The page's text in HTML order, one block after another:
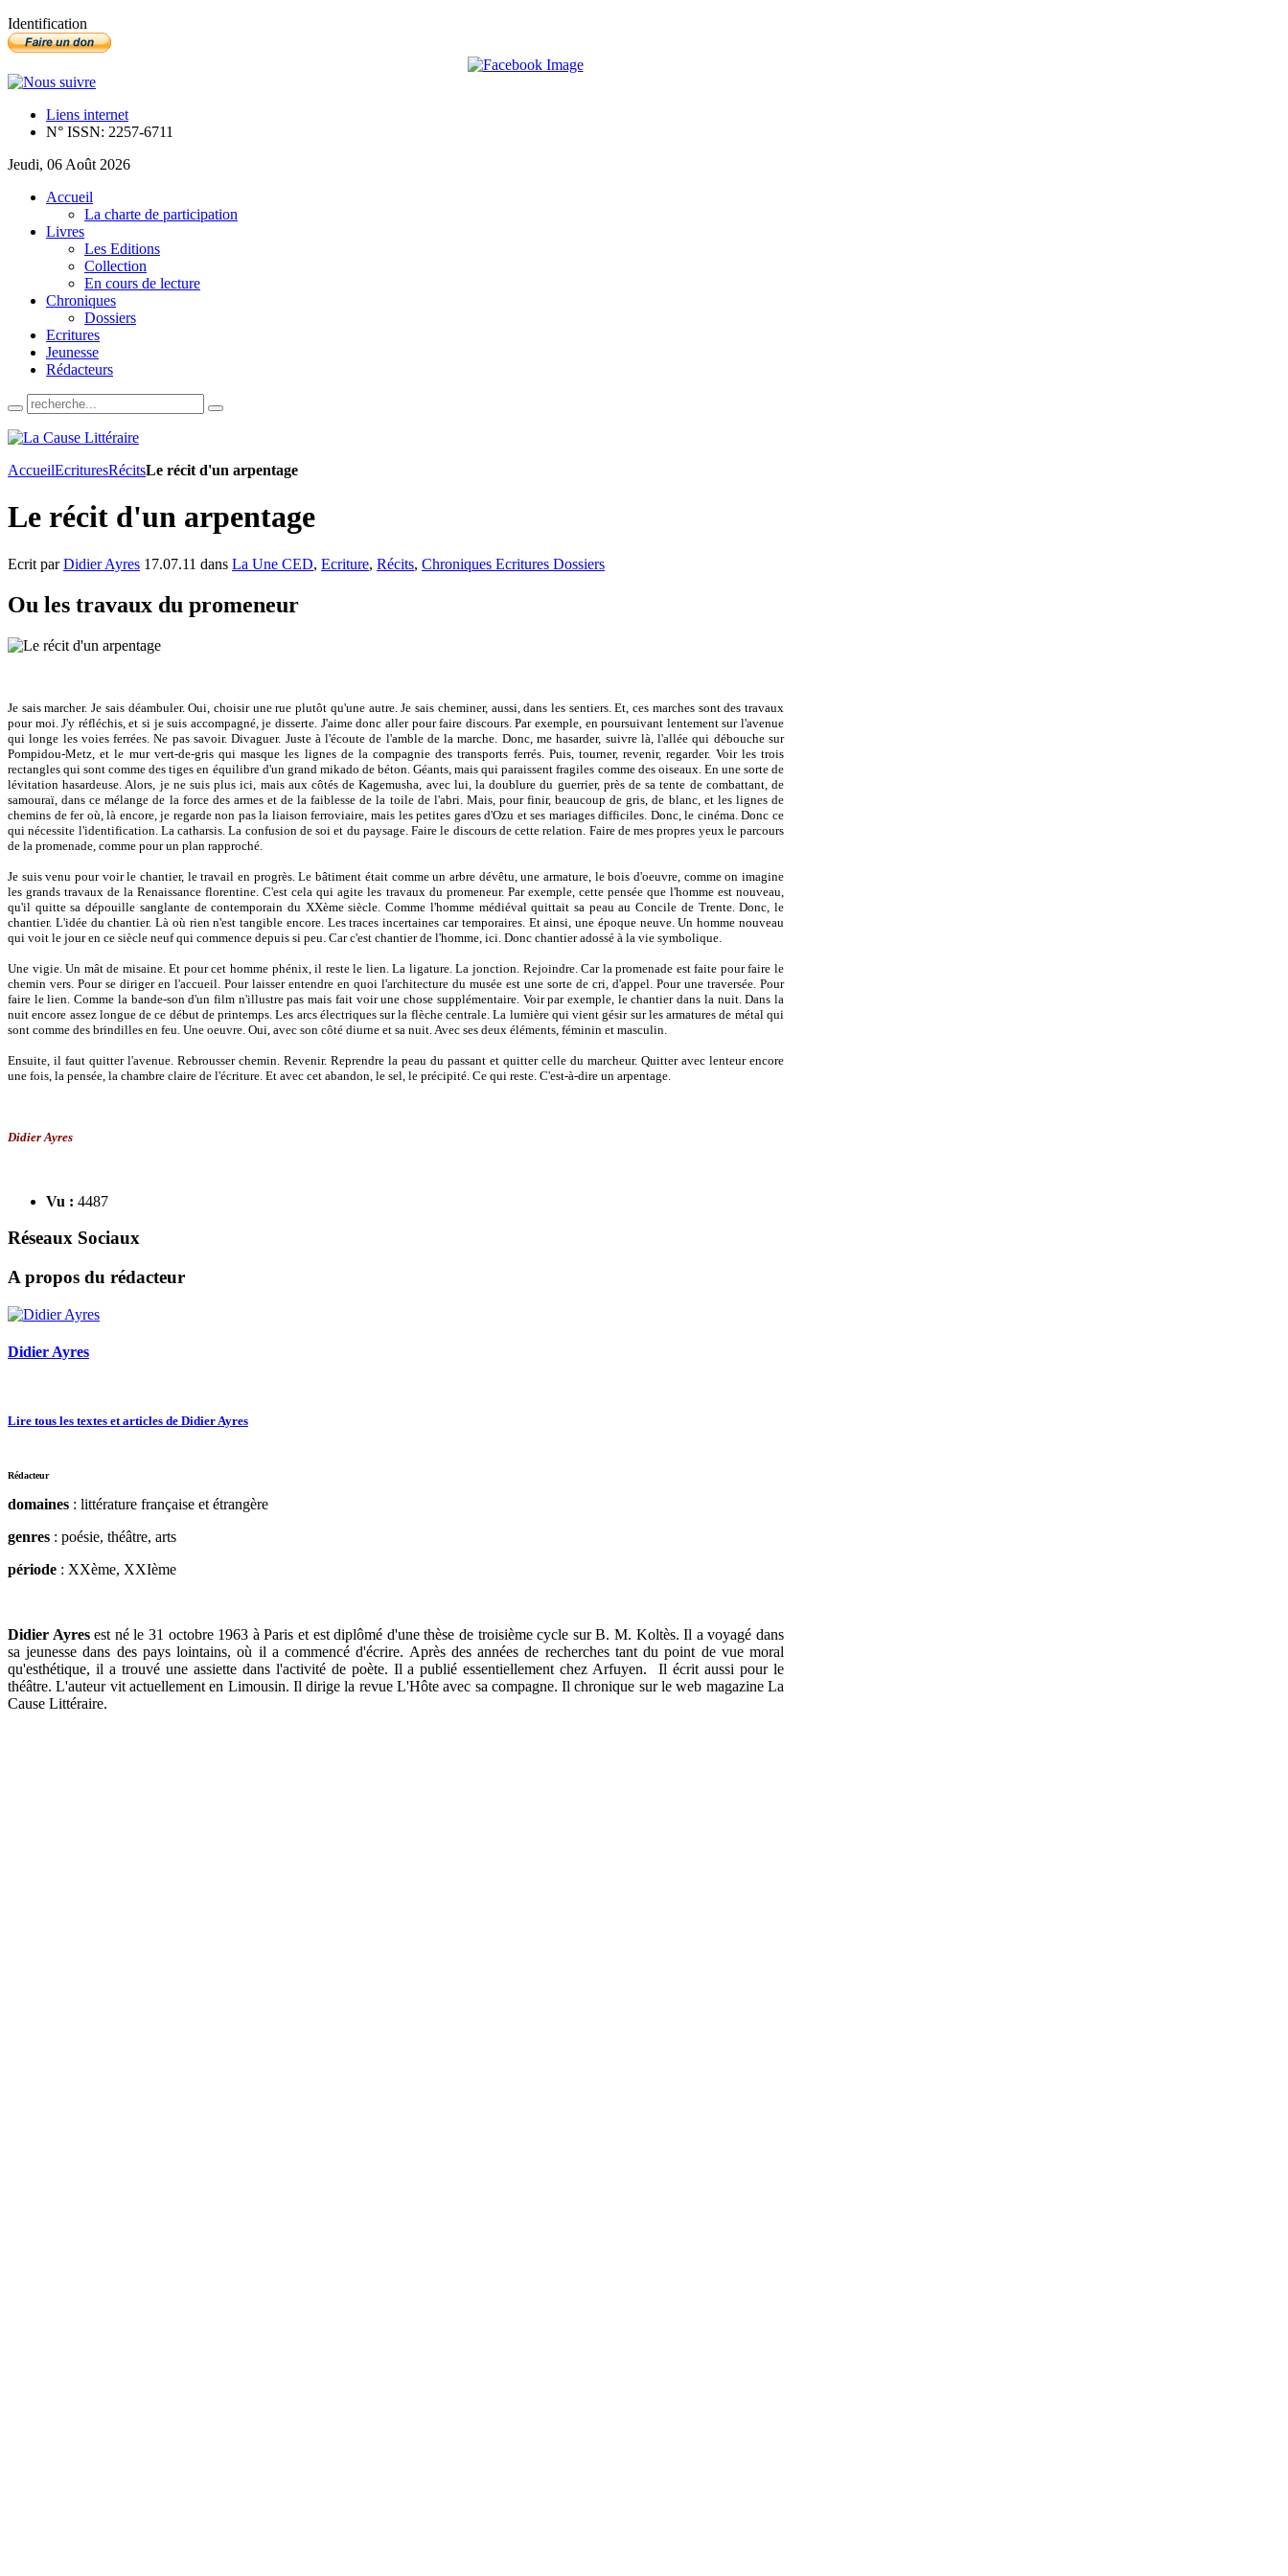
Identification
Liens internet
N° ISSN: 2257-6711
Jeudi, 06 Août 2026
Accueil
La charte de participation
Livres
Les Editions
Collection
En cours de lecture
Chroniques
Dossiers
Ecritures
Jeunesse
Rédacteurs
AccueilEcrituresRécitsLe récit d'un arpentage
Le récit d'un arpentage
Ecrit parDidier Ayres 17.07.11 dans La Une CED, Ecriture, Récits, Chroniques Ecritures Dossiers
Ou les travaux du promeneur
Je sais marcher. Je sais déambuler. Oui, choisir une rue plutôt qu'une autre. Je sais cheminer, aussi, dans les sentiers. Et, ces marches sont des travaux
pour moi. J'y réfléchis, et si je suis accompagné, je disserte. J'aime donc aller pour faire discours. Par exemple, en poursuivant lentement sur l'avenue
qui longe les voies ferrées. Ne pas savoir. Divaguer. Juste à l'écoute de l'amble de la marche. Donc, me hasarder, suivre là, l'allée qui débouche sur
Pompidou-Metz, et le mur vert-de-gris qui masque les lignes de la compagnie des transports ferrés. Puis, tourner, revenir, regarder. Voir les trois
rectangles qui sont comme des tiges en équilibre d'un grand mikado de béton. Géants, mais qui paraissent fragiles comme des oiseaux. En une sorte de
lévitation hasardeuse. Alors, je ne suis plus ici, mais aux côtés de Kagemusha, avec lui, la doublure du guerrier, près de sa tente de combattant, de
samouraï, dans ce mélange de la force des armes et de la faiblesse de la toile de l'abri. Mais, pour finir, beaucoup de gris, de blanc, et les lignes de
chemins de fer où, là encore, je regarde non pas la liaison ferroviaire, mais les petites gares d'Ozu et ses mariages difficiles. Donc, le cinéma. Donc ce
qui nécessite l'identification. La catharsis. La confusion de soi et du paysage. Faire le discours de cette relation. Faire de mes propres yeux le parcours
de la promenade, comme pour un plan rapproché.
Je suis venu pour voir le chantier, le travail en progrès. Le bâtiment était comme un arbre dévêtu, une armature, le bois d'oeuvre, comme on imagine
les grands travaux de la Renaissance florentine. C'est cela qui agite les travaux du promeneur. Par exemple, cette pensée que l'homme est nouveau,
qu'il quitte sa dépouille sanglante de contemporain du XXème siècle. Comme l'homme médiéval quittait sa peau au Concile de Trente. Donc, le
chantier. L'idée du chantier. Là où rien n'est tangible encore. Les traces incertaines car temporaires. Et ainsi, une époque neuve. Un homme nouveau
qui voit le jour en ce siècle neuf qui commence depuis si peu. Car c'est chantier de l'homme, ici. Donc chantier adossé à la vie symbolique.
Une vigie. Un mât de misaine. Et pour cet homme phénix, il reste le lien. La ligature. La jonction. Rejoindre. Car la promenade est faite pour faire le
chemin vers. Pour se diriger en l'accueil. Pour laisser entendre en quoi l'architecture du musée est une sorte de cri, d'appel. Pour une traversée. Pour
faire le lien. Comme la bande-son d'un film n'illustre pas mais fait voir une chose supplémentaire. Voir par exemple, le chantier dans la nuit. Dans la
nuit encore assez longue de ce début de printemps. Les arcs électriques sur la flèche centrale. La lumière qui vient gésir sur les armatures de métal qui
sont comme des brindilles en feu. Une oeuvre. Oui, avec son côté diurne et sa nuit. Avec ses deux éléments, féminin et masculin.
Ensuite, il faut quitter l'avenue. Rebrousser chemin. Revenir. Reprendre la peau du passant et quitter celle du marcheur. Quitter avec lenteur encore
une fois, la pensée, la chambre claire de l'écriture. Et avec cet abandon, le sel, le précipité. Ce qui reste. C'est-à-dire un arpentage.
Didier Ayres
Vu : 4487
Réseaux Sociaux
A propos du rédacteur
Didier Ayres
Lire tous les textes et articles de Didier Ayres
Rédacteur
domaines : littérature française et étrangère
genres : poésie, théâtre, arts
période : XXème, XXIème
Didier Ayresest né le 31 octobre 1963 à Paris et est diplômé d'une thèse de troisième cycle sur B. M. Koltès. Il a voyagé dans
sa jeunesse dans des pays lointains, où il a commencé d'écrire. Après des années de recherches tant du point de vue moral
qu'esthétique, il a trouvé une assiette dans l'activité de poète. Il a publié essentiellement chez Arfuyen. Il écrit aussi pour le
théâtre. L'auteur vit actuellement en Limousin. Il dirige la revue L'Hôte avec sa compagne. Il chronique sur le web magazine La
Cause Littéraire.